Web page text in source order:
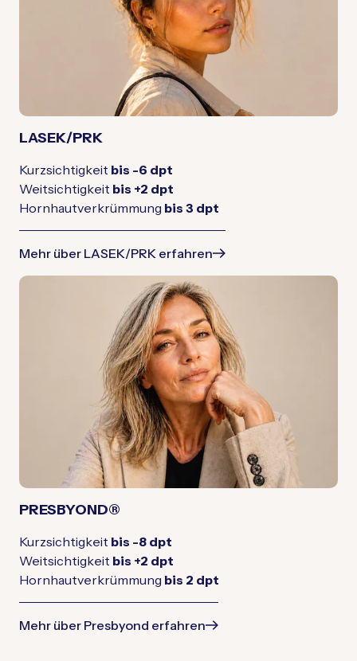
LASEK/PRK
Kurzsichtigkeit bis -6 dpt
Weitsichtigkeit bis +2 dpt
Hornhautverkrümmung bis 3 dpt
Mehr über LASEK/PRK erfahren
PRESBYOND®
Kurzsichtigkeit bis -8 dpt
Weitsichtigkeit bis +2 dpt
Hornhautverkrümmung bis 2 dpt
Mehr über Presbyond erfahren